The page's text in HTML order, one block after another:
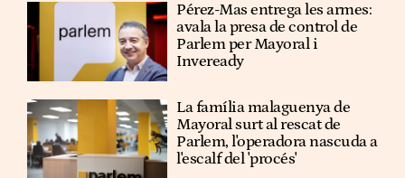
Pérez-Mas entrega les armes:
avala la presa de control de
Parlem per Mayoral i
Inveready
La família malaguenya de
Mayoral surt al rescat de
Parlem, l'operadora nascuda a
l'escalf del 'procés'